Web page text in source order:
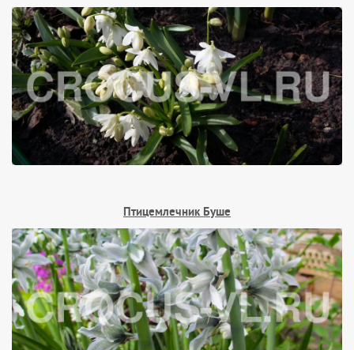
Птицемлечник Буше